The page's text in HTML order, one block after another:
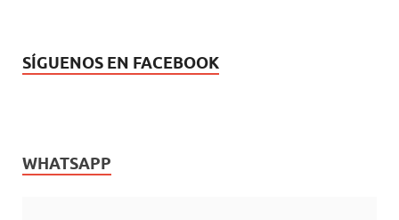
SÍGUENOS EN FACEBOOK
WHATSAPP